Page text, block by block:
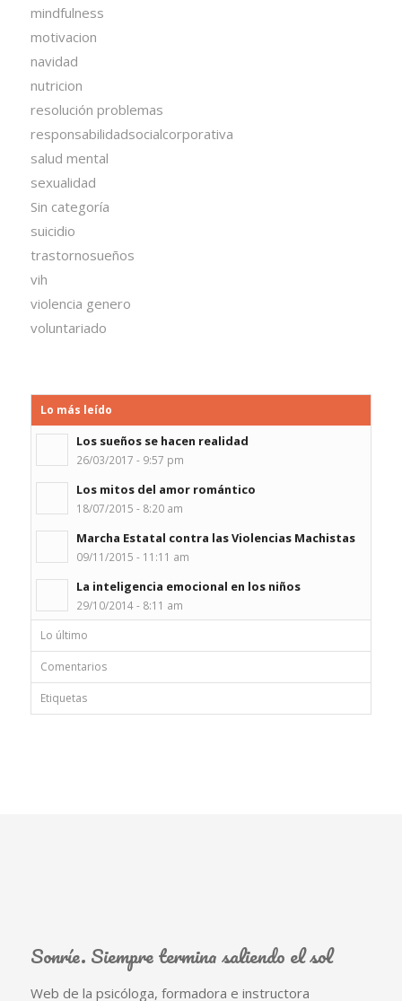
mindfulness
motivacion
navidad
nutricion
resolución problemas
responsabilidadsocialcorporativa
salud mental
sexualidad
Sin categoría
suicidio
trastornosueños
vih
violencia genero
voluntariado
Lo más leído
Los sueños se hacen realidad
26/03/2017 - 9:57 pm
Los mitos del amor romántico
18/07/2015 - 8:20 am
Marcha Estatal contra las Violencias Machistas
09/11/2015 - 11:11 am
La inteligencia emocional en los niños
29/10/2014 - 8:11 am
Lo último
Comentarios
Etiquetas
Sonríe. Siempre termina saliendo el sol
Web de la psicóloga, formadora e instructora